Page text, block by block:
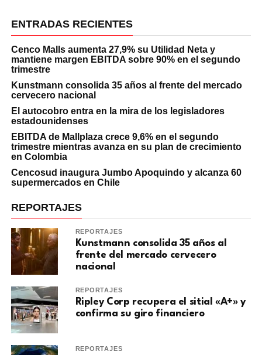
ENTRADAS RECIENTES
Cenco Malls aumenta 27,9% su Utilidad Neta y
mantiene margen EBITDA sobre 90% en el segundo
trimestre
Kunstmann consolida 35 años al frente del mercado
cervecero nacional
El autocobro entra en la mira de los legisladores
estadounidenses
EBITDA de Mallplaza crece 9,6% en el segundo
trimestre mientras avanza en su plan de crecimiento
en Colombia
Cencosud inaugura Jumbo Apoquindo y alcanza 60
supermercados en Chile
REPORTAJES
REPORTAJES
Kunstmann consolida 35 años al
frente del mercado cervecero
nacional
REPORTAJES
Ripley Corp recupera el sitial «A+» y
confirma su giro financiero
REPORTAJES